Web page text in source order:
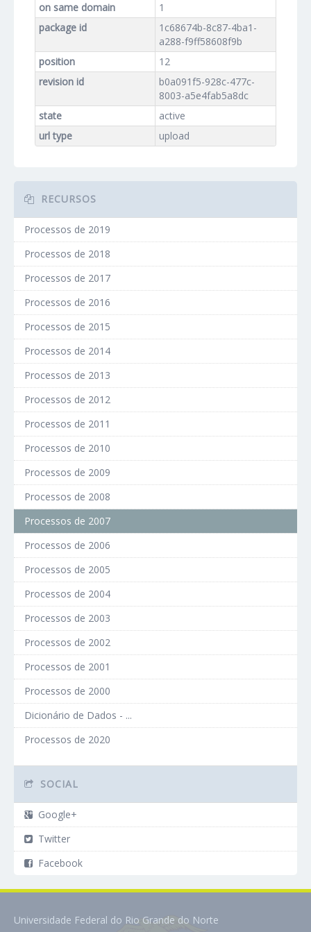
on same domain
1
package id
1c68674b-8c87-4ba1-
a288-f9ff58608f9b
position
12
revision id
b0a091f5-928c-477c-
8003-a5e4fab5a8dc
state
active
url type
upload
RECURSOS
Processos de 2019
Processos de 2018
Processos de 2017
Processos de 2016
Processos de 2015
Processos de 2014
Processos de 2013
Processos de 2012
Processos de 2011
Processos de 2010
Processos de 2009
Processos de 2008
Processos de 2007
Processos de 2006
Processos de 2005
Processos de 2004
Processos de 2003
Processos de 2002
Processos de 2001
Processos de 2000
Dicionário de Dados - ...
Processos de 2020
SOCIAL
Google+
Twitter
Facebook
Universidade Federal do Rio Grande do Norte